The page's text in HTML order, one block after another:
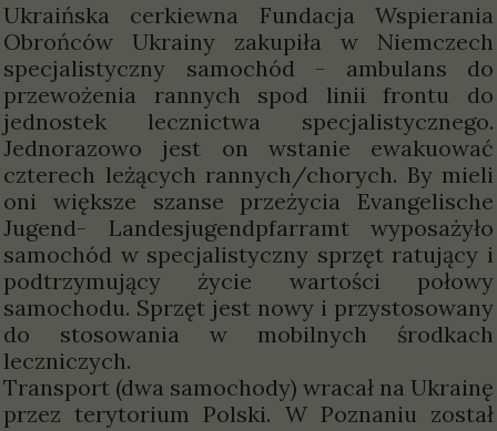
Ukraińska cerkiewna Fundacja Wspierania
Obrońców Ukrainy zakupiła w Niemczech
specjalistyczny samochód - ambulans do
przewożenia rannych spod linii frontu do
jednostek lecznictwa specjalistycznego.
Jednorazowo jest on wstanie ewakuować
czterech leżących rannych/chorych. By mieli
oni większe szanse przeżycia Evangelische
Jugend- Landesjugendpfarramt wyposażyło
samochód w specjalistyczny sprzęt ratujący i
podtrzymujący życie wartości połowy
samochodu. Sprzęt jest nowy i przystosowany
do stosowania w mobilnych środkach
leczniczych.
Transport (dwa samochody) wracał na Ukrainę
przez terytorium Polski. W Poznaniu został